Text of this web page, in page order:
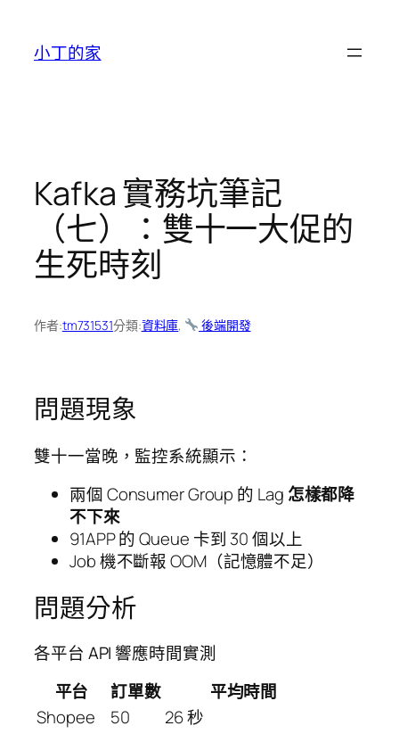
小丁的家
Kafka 實務坑筆記
（七）：雙十一大促的
生死時刻
作者:tm731531分類:資料庫, 後端開發
問題現象
雙十一當晚，監控系統顯示：
兩個 Consumer Group 的 Lag 怎樣都降
不下來
91APP 的 Queue 卡到 30 個以上
Job 機不斷報 OOM（記憶體不足）
問題分析
各平台 API 響應時間實測
平台
訂單數
平均時間
Shopee
50
26 秒